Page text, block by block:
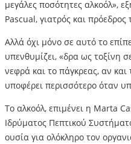
μεγάλες ποσότητες αλκοόλ»,
Pascual, γιατρός και
Αλλά όχι μόνο σε αυτό το
υπενθυμίζει, «δρα ως τοξίνη
νεφρά και το πάγκρεας, αν
υποφέρει περισσότερο όταν
Το αλκοόλ, επιμένει η Marta
Ιδρύματος Πεπτικού
ουσία για ολόκληρο τον